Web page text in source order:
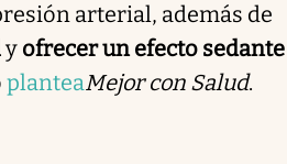
arterial, además de
y ofrecer un efecto sedante
planteaMejor con Salud.